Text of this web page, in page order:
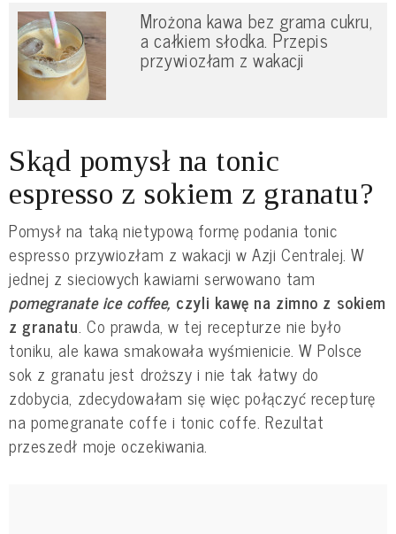
Mrożona kawa bez grama cukru,
a całkiem słodka. Przepis
przywiozłam z wakacji
Skąd pomysł na tonic
espresso z sokiem z granatu?
Pomysł na taką nietypową formę podania tonic
espresso przywiozłam z wakacji w Azji Centralej. W
jednej z sieciowych kawiarni serwowano tam
pomegranate ice coffee, czyli kawę na zimno z sokiem
z granatu. Co prawda, w tej recepturze nie było
toniku, ale kawa smakowała wyśmienicie. W Polsce
sok z granatu jest droższy i nie tak łatwy do
zdobycia, zdecydowałam się więc połączyć recepturę
na pomegranate coffe i tonic coffe. Rezultat
przeszedł moje oczekiwania.